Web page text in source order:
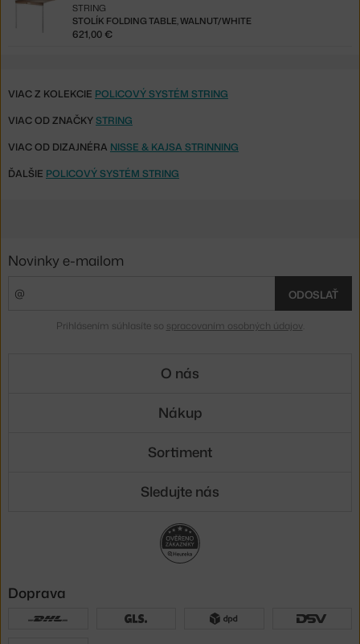
STOLÍK FOLDING TABLE, WALNUT/WHITE
STRING
621,00 €
VIAC Z KOLEKCIE POLICOVÝ SYSTÉM STRING
VIAC OD ZNAČKYSTRING
VIAC OD DIZAJNÉRA NISSE & KAJSA STRINNING
ĎALŠIE POLICOVÝ SYSTÉM STRING
Novinky e-mailom
ODOSLAŤ
Prihlásením súhlasíte so spracovaním osobných údajov.
O nás
Nákup
Sortiment
Sledujte nás
Doprava